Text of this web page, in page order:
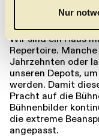
l
Nur
UNSER GROSSES
Wir sind ein Haus
Repertoire.
Jahrzehnten oder
unseren Depots,
werden. Damit
Pracht auf die
Bühnenbilder
die extreme
angepasst.